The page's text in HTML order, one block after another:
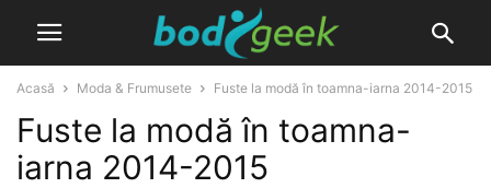
Acasă Moda & Frumusete Fuste la modă în toamna-iarna 2014-2015
Fuste la modă în toamna-
iarna 2014-2015